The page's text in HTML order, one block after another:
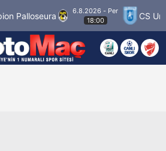
Palloseura
6.8.2026 - Per
18:00
CS